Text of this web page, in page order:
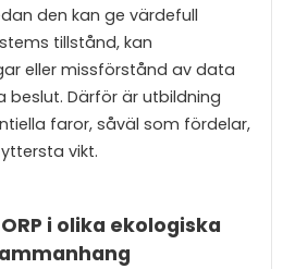
den kan ge värdefull
tillstånd, kan
eller missförstånd av data
beslut. Därför är utbildning
faror, såväl som fördelar,
vikt.
i olika ekologiska